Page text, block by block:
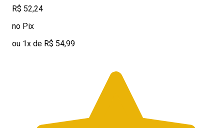
R$ 52,24
no Pix
ou 1x de R$ 54,99